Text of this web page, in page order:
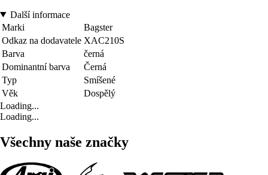
Další informace
Marki
Bagster
Odkaz na dodavatele XAC210S
Barva
černá
Dominantní barva
Černá
Typ
Smíšené
Věk
Dospělý
Loading...
Loading...
Všechny naše značky